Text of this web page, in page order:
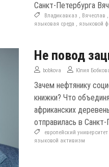
Санкт-Петербурга
Владикавказ , Вячеслав ,
языковая среда , языковой
Не повод
bobkova Юлия
Зачем нефтянику
книжки? Что
африканских
отправилась в Санкт-
европейский университет
языковой активизм